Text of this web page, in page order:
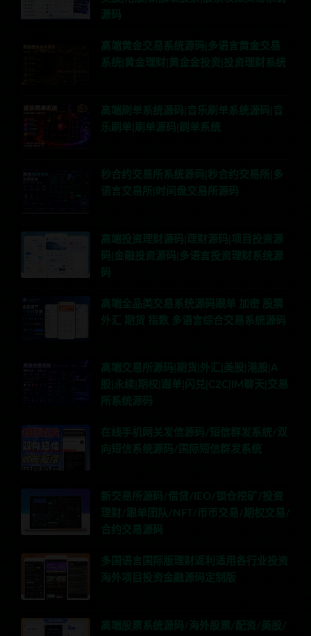
源码
高端黄金交易系统源码|多语言黄金交易
系统|黄金理财|黄金金投资|投资理财系统
高端刷单系统源码|音乐刷单系统源码|音
乐刷单|刷单源码|刷单系统
秒合约交易所系统源码|秒合约交易所|多
语言交易所|时间盘交易所源码
高端投资理财源码|理财源码|项目投资源
码|金融投资源码|多语言投资理财系统源
码
高端全品类交易系统源码跟单 加密 股票
外汇 期货 指数 多语言综合交易系统源码
高端交易所源码|期货|外汇|美股|港股|A
股|永续|期权|跟单|闪兑|C2C|IM聊天|交易
所系统源码
在线手机网关发信源码/短信群发系统/双
向短信系统源码/国际短信群发系统
新交易所源码/借贷/IEO/锁仓挖矿/投资
理财/跟单团队/NFT/币币交易/期权交易/
合约交易源码
多国语言国际版理财返利适用各行业投资
海外项目投资金融源码定制版
高端股票系统源码/海外股票/配资/美股/